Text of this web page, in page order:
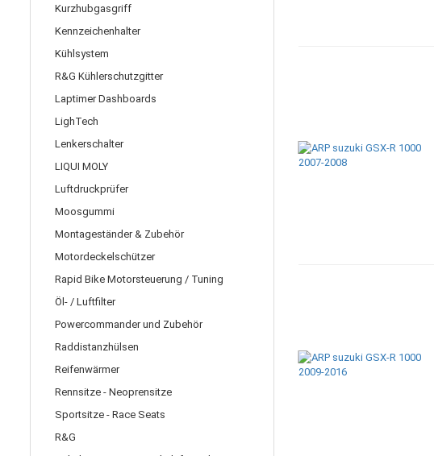
Kurzhubgasgriff
Kennzeichenhalter
Kühlsystem
R&G Kühlerschutzgitter
Laptimer Dashboards
LighTech
Lenkerschalter
LIQUI MOLY
Luftdruckprüfer
Moosgummi
Montageständer & Zubehör
Motordeckelschützer
Rapid Bike Motorsteuerung / Tuning
Öl- / Luftfilter
Powercommander und Zubehör
Raddistanzhülsen
Reifenwärmer
Rennsitze - Neoprensitze
Sportsitze - Race Seats
R&G